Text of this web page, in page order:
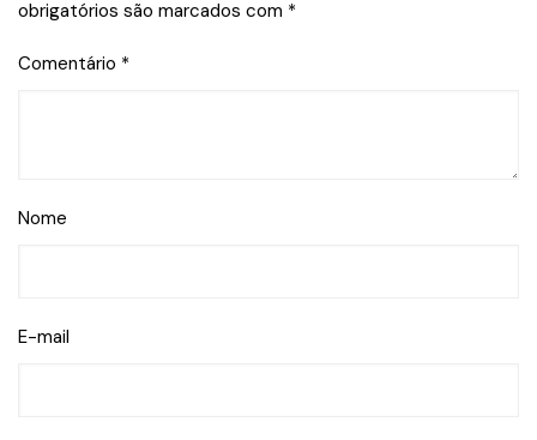
obrigatórios são marcados com *
Comentário *
Nome
E-mail